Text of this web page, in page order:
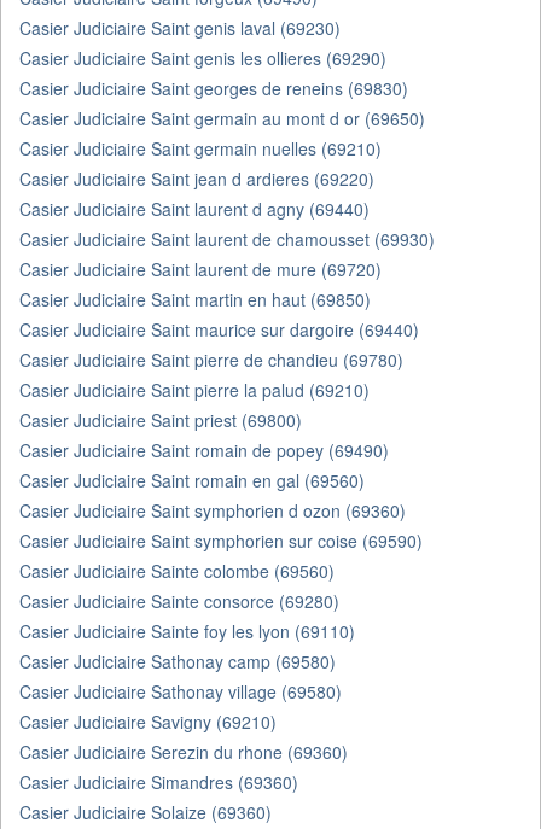
Casier Judiciaire Saint genis laval (69230)
Casier Judiciaire Saint genis les ollieres (69290)
Casier Judiciaire Saint georges de reneins (69830)
Casier Judiciaire Saint germain au mont d or (69650)
Casier Judiciaire Saint germain nuelles (69210)
Casier Judiciaire Saint jean d ardieres (69220)
Casier Judiciaire Saint laurent d agny (69440)
Casier Judiciaire Saint laurent de chamousset (69930)
Casier Judiciaire Saint laurent de mure (69720)
Casier Judiciaire Saint martin en haut (69850)
Casier Judiciaire Saint maurice sur dargoire (69440)
Casier Judiciaire Saint pierre de chandieu (69780)
Casier Judiciaire Saint pierre la palud (69210)
Casier Judiciaire Saint priest (69800)
Casier Judiciaire Saint romain de popey (69490)
Casier Judiciaire Saint romain en gal (69560)
Casier Judiciaire Saint symphorien d ozon (69360)
Casier Judiciaire Saint symphorien sur coise (69590)
Casier Judiciaire Sainte colombe (69560)
Casier Judiciaire Sainte consorce (69280)
Casier Judiciaire Sainte foy les lyon (69110)
Casier Judiciaire Sathonay camp (69580)
Casier Judiciaire Sathonay village (69580)
Casier Judiciaire Savigny (69210)
Casier Judiciaire Serezin du rhone (69360)
Casier Judiciaire Simandres (69360)
Casier Judiciaire Solaize (69360)